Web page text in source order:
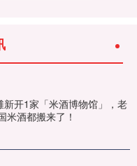
新开1家「米酒博物馆」，老
米酒都搬来了！